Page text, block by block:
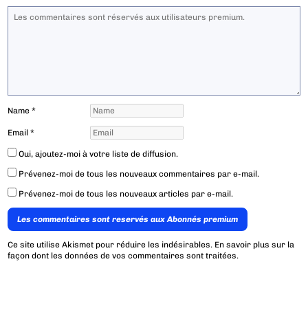
Name*
Email*
Oui, ajoutez-moi à votre liste de diffusion.
Prévenez-moi de tous les nouveaux commentaires par e-mail.
Prévenez-moi de tous les nouveaux articles par e-mail.
Les commentaires sont reservés aux Abonnés premium
Ce site utilise Akismet pour réduire les indésirables. En savoir plus sur la
façon dont les données de vos commentaires sont traitées.